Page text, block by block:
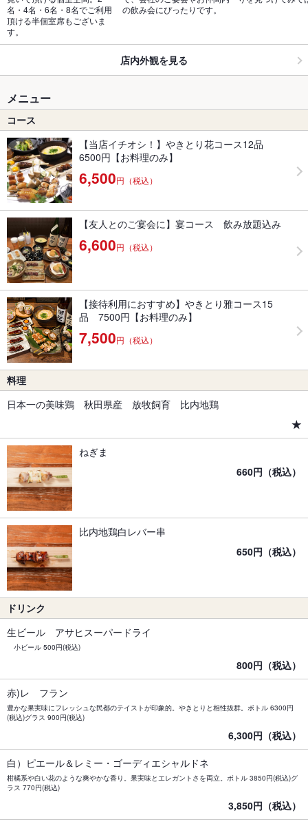
名・4名・6名・8名でご利用
頂ける半個室席もございま
す。
の飲み会にぴったりです。
店内外観を見る
メニュー
コース
【当店イチオシ！】やきとり花コース12品
6500円【お料理のみ】
6,500円（税込）
【友人とのご宴会に】宴コース 飲み放題込み
6,600円（税込）
【接待利用におすすめ】やきとり雅コース15
品 7500円【お料理のみ】
7,500円（税込）
料理
日本一の美味鶏 秋田県産 放牧飼育 比内地鶏
★
ねぎま
660円（税込）
比内地鶏白レバー串
650円（税込）
ドリンク
生ビール アサヒスーパードライ
小ビール 500円(税込)
800円（税込）
赤)レ フラン
豊かな果実味にフレッシュな民都のテイストが印象的。やきとりと相性抜群。ボトル 6300円
(税込)グラス 900円(税込)
6,300円（税込）
白）ピエール＆レミー・ゴーディエシャルドネ
柑橘系や白い花のような爽やかな香り。果実味とエレガントさを両立。ボトル 3850円(税込)グ
ラス 770円(税込)
3,850円（税込）